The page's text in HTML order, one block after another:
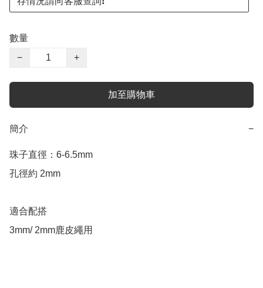
數量
−
+
加至購物車
簡介 −
珠子直徑：6-6.5mm
孔徑約 2mm
適合配搭
3mm/ 2mm鹿皮繩用